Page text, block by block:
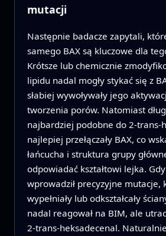
mutacji
Następnie badacze zapytali,
samego BAX są kluczowe dla
Krótsze lub chemicznie
lipidu nadal mogły stykać się z
słabiej wywoływały jego
tworzenia porów. Natomiast
najbardziej podobne do
najlepiej przełączały BAX, co
łańcucha i struktura grupy
odpowiadać kształtowi lejka. Gdy
wprowadził precyzyjne mutacje,
wypełniały lub odkształcały
nadal reagował na BIM, ale
2‑trans‑heksadecenal.